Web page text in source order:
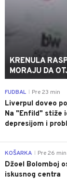
KRENULA
MORAJU DA
FUDBAL Pre 23 min
Liverpul doveo
Na "Enfild" stiže
depresijom i
KOŠARKA Pre 26 min
Džoel Bolomboj
iskusnog centra